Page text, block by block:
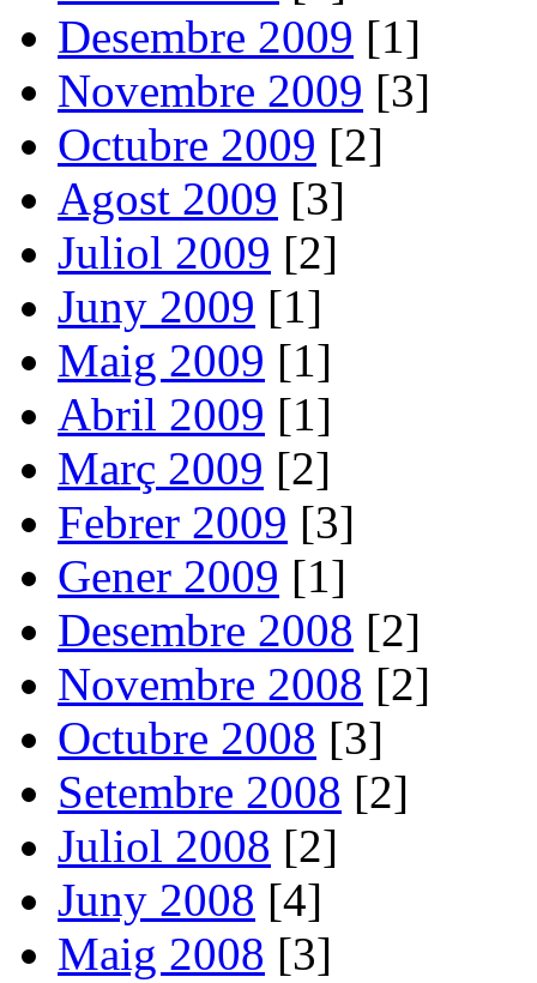
Desembre 2009 [1]
Novembre 2009 [3]
Octubre 2009 [2]
Agost 2009 [3]
Juliol 2009 [2]
Juny 2009 [1]
Maig 2009 [1]
Abril 2009 [1]
Març 2009 [2]
Febrer 2009 [3]
Gener 2009 [1]
Desembre 2008 [2]
Novembre 2008 [2]
Octubre 2008 [3]
Setembre 2008 [2]
Juliol 2008 [2]
Juny 2008 [4]
Maig 2008 [3]